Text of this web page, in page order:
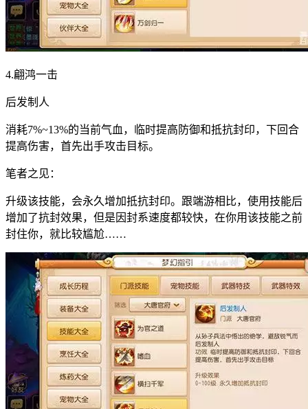
4.翩鸿一击
后发制人
消耗7%~13%的当前气血，临时提高防御和抵抗封印，下回合
提高伤害，首先出手攻击目标。
笔者之见：
升级该技能，会永久增加抵抗封印。跟端游相比，使用技能后
增加了抗封效果，但是因封系速度都较快，在你用该技能之前
封住你，就比较尴尬……